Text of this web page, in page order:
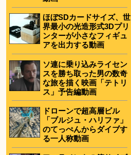
ほぼSDカードサイズ、世
界最小の光造形式3Dプリ
ンターが小さなフィギュ
アを出力する動画
ソ連に乗り込みライセン
スを勝ち取った男の数奇
な旅を描く映画「テトリ
ス」予告編動画
ドローンで超高層ビル
「ブルジュ・ハリファ」
のてっぺんからダイブす
る一人称動画